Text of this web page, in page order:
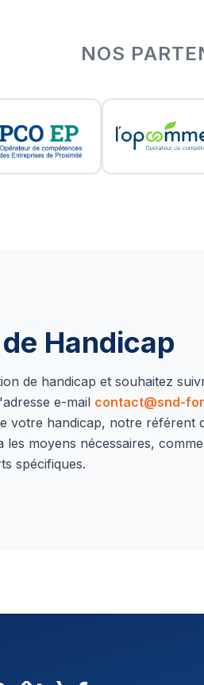
NOS
Handicap
de handicap et souhaitez
e-mail contact@snd-
votre handicap, notre référent
moyens nécessaires,
spécifiques.